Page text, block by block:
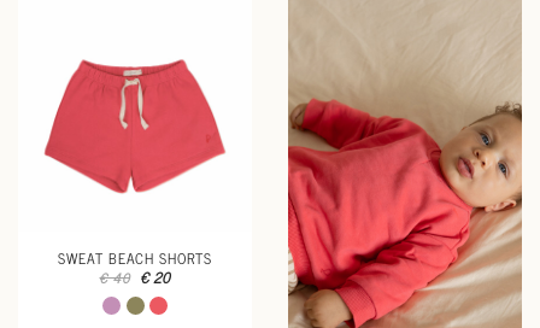
SWEAT BEACH SHORTS
€ 40 € 20